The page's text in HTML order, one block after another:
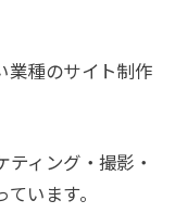
業種のサイト制作
ィング・撮影・
います。